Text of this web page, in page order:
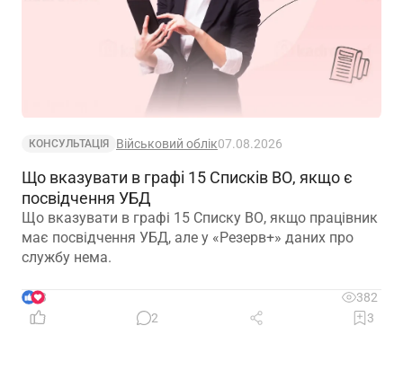
КОНСУЛЬТАЦІЯ Військовий облік07.08.2026
Що вказувати в графі 15 Списків ВО, якщо є
посвідчення УБД
Що вказувати в графі 15 Списку ВО, якщо працівник
має посвідчення УБД, але у «Резерв+» даних про
службу нема.
3
382
2
3